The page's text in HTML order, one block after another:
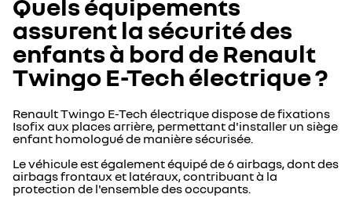
Quels équipements
assurent la sécurité des
enfants à bord de Renault
Twingo E-Tech électrique ?
Renault Twingo E-Tech électrique dispose de fixations
Isofix aux places arrière, permettant d'installer un siège
enfant homologué de manière sécurisée.
Le véhicule est également équipé de 6 airbags, dont des
airbags frontaux et latéraux, contribuant à la
protection de l'ensemble des occupants.